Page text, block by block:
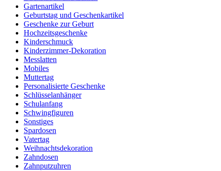
Gartenartikel
Geburtstag und Geschenkartikel
Geschenke zur Geburt
Hochzeitsgeschenke
Kinderschmuck
Kinderzimmer-Dekoration
Messlatten
Mobiles
Muttertag
Personalisierte Geschenke
Schlüsselanhänger
Schulanfang
Schwingfiguren
Sonstiges
Spardosen
Vatertag
Weihnachtsdekoration
Zahndosen
Zahnputzuhren